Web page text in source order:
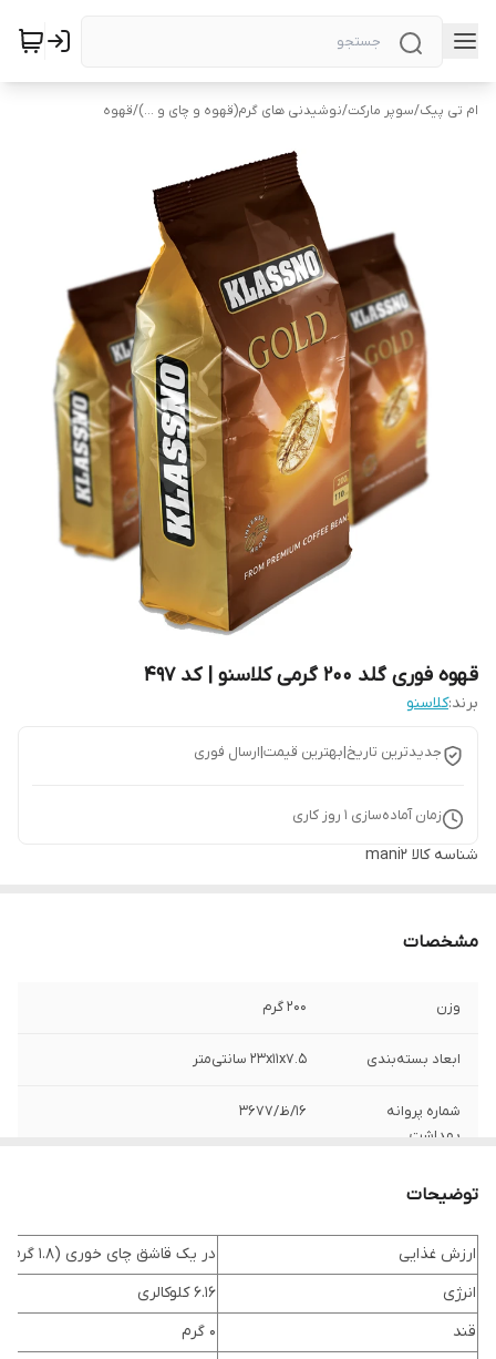
ام تی پیک/سوپر مارکت/نوشیدنی های گرم(قهوه و چای و ...)/قهوه
قهوه فوری گلد 200 گرمی کلاسنو | کد 497
برند:کلاسنو
جدیدترین تاریخ|بهترین قیمت|ارسال فوری
زمان آماده‌سازی 1 روز کاری
شناسه کالا mani2
مشخصات
وزن 200 گرم
ابعاد بسته‌بندی ۲۳x۱۱x۷.۵ سانتی‌متر
شماره پروانه
بهداشت
۱۶/ظ/۳۶۷۷
توضیحات
ارزش غذایی
در یک قاشق چای خوری (1.8 گرم)
انرژی
6.16 کلوکالری
قند
0 گرم